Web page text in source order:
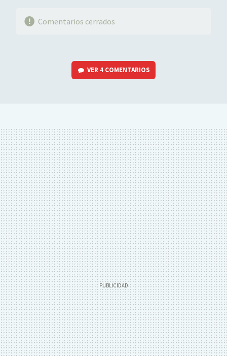
Comentarios cerrados
VER 4 COMENTARIOS